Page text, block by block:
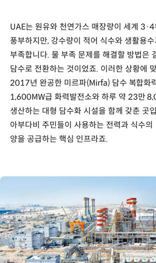
UAE는 원유와 천연가스 매장량이 세계
풍부하지만, 강수량이 적어 식수와 생활용
부족합니다. 물 부족 문제를 해결할 방법은
담수로 전환하는 것이었죠. 이러한 상황에
2017년 완공한 미르파(Mirfa) 담수 복합화
1,600MW급 화력발전소와 하루 약 23만
생산하는 대형 담수화 시설을 함께 갖춘 곳
아부다비 주민들이 사용하는 전력과 식수
양을 공급하는 핵심 인프라죠.